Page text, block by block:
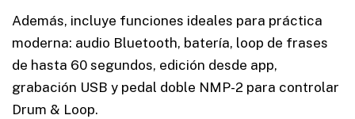
Además, incluye funciones ideales para práctica
moderna: audio Bluetooth, batería, loop de frases
de hasta 60 segundos, edición desde app,
grabación USB y pedal doble NMP-2 para controlar
Drum & Loop.